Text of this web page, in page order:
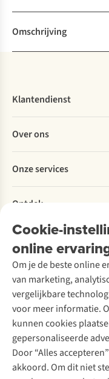
Omschrijving
Cookie-
online
Om je de beste online
van marketing,
vergelijkbare
voor meer informatie.
kunnen cookies
gepersonaliseerde
Door “Alles
akkoord. Om dit niet
Klantendienst
Bestellen
Betalen
Levering
Retourneren
Bestelling herroepen
Garantie
Contact
Over ons
Explore More
Verantwoord ondernemen
Over Ayacucho
Onze winkels
Over A.S.Adventure
Onze services
Ski-onderhoud
Wasservice
Schoenonderhoud
Schoenherstelling
Kledingherstelling
Retouches
Voor bedrijven
Ontdek
A.S.Magazine
Podcast
Explore Academy
Explore Camp
Gear Check
Inspiratie & advies
Meld je aan voor de